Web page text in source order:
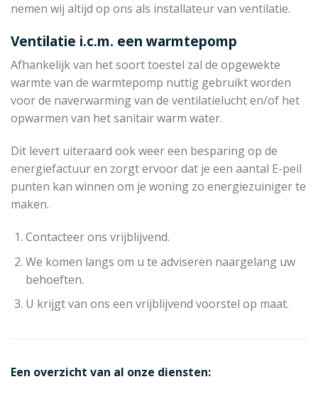
nemen wij altijd op ons als installateur van ventilatie.
Ventilatie i.c.m. een warmtepomp
Afhankelijk van het soort toestel zal de opgewekte
warmte van de warmtepomp nuttig gebruikt worden
voor de naverwarming van de ventilatielucht en/of het
opwarmen van het sanitair warm water.
Dit levert uiteraard ook weer een besparing op de
energiefactuur en zorgt ervoor dat je een aantal E-peil
punten kan winnen om je woning zo energiezuiniger te
maken.
Contacteer ons vrijblijvend.
We komen langs om u te adviseren naargelang uw
behoeften.
U krijgt van ons een vrijblijvend voorstel op maat.
Een overzicht van al onze diensten: